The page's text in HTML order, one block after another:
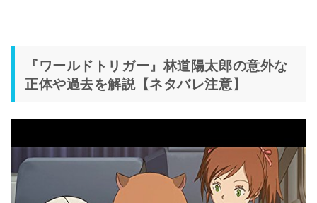
『ワールドトリガー』林道陽太郎の意外な
正体や過去を解説【ネタバレ注意】